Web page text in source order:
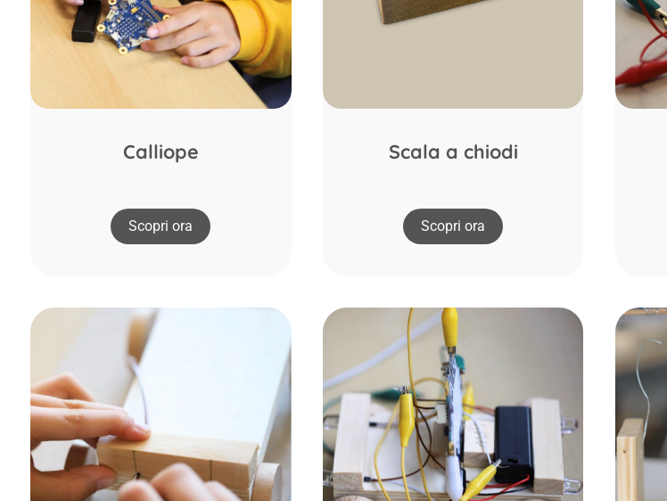
Calliope
Scopri ora
Scala a chiodi
Scopri ora